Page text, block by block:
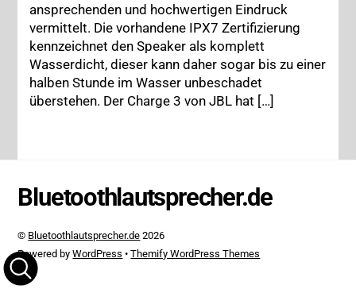
ansprechenden und hochwertigen Eindruck
vermittelt. Die vorhandene IPX7 Zertifizierung
kennzeichnet den Speaker als komplett
Wasserdicht, dieser kann daher sogar bis zu einer
halben Stunde im Wasser unbeschadet
überstehen. Der Charge 3 von JBL hat […]
Bluetoothlautsprecher.de
© Bluetoothlautsprecher.de 2026
Powered byWordPress •Themify WordPress Themes